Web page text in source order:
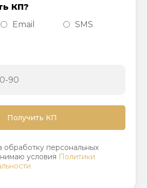
КП?
Email SMS
обработку персональных
условия Политики